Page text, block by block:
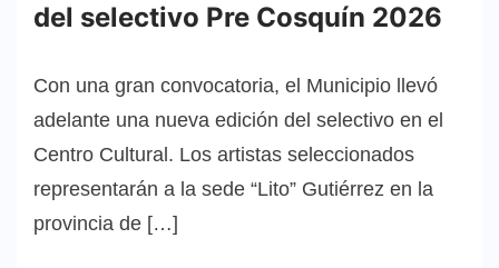
del selectivo Pre Cosquín 2026
Con una gran convocatoria, el Municipio llevó
adelante una nueva edición del selectivo en el
Centro Cultural. Los artistas seleccionados
representarán a la sede “Lito” Gutiérrez en la
provincia de […]